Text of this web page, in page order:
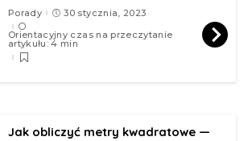
Porady
30 stycznia, 2023
Orientacyjny czas na przeczytanie
artykułu: 4 min
Jak obliczyć metry kwadratowe —